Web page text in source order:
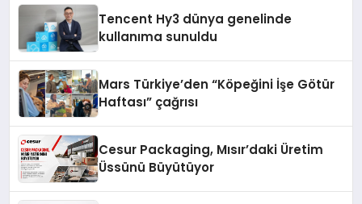
Tencent Hy3 dünya genelinde
kullanıma sunuldu
Mars Türkiye’den “Köpeğini İşe Götür
Haftası” çağrısı
Cesur Packaging, Mısır’daki Üretim
Üssünü Büyütüyor